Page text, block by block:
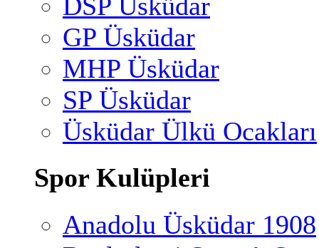
GP Üsküdar
MHP Üsküdar
SP Üsküdar
Üsküdar Ülkü Ocakları
Spor Kulüpleri
Anadolu Üsküdar 1908